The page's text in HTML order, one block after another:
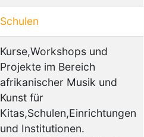
Schulen
Kurse,Workshops und
Projekte im Bereich
afrikanischer Musik und
Kunst für
Kitas,Schulen,Einrichtungen
und Institutionen.